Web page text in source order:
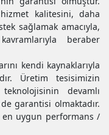
kalitesini, daha
sağlamak amacıyla,
beraber
kendi kaynaklarıyla
Üretim tesisimizin
devamlı
garantisi olmaktadır.
uygun performans /